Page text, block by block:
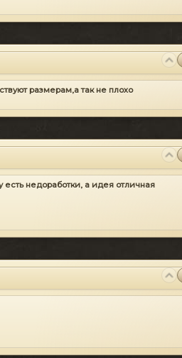
размерам,а так не плохо
недоработки, а идея отличная